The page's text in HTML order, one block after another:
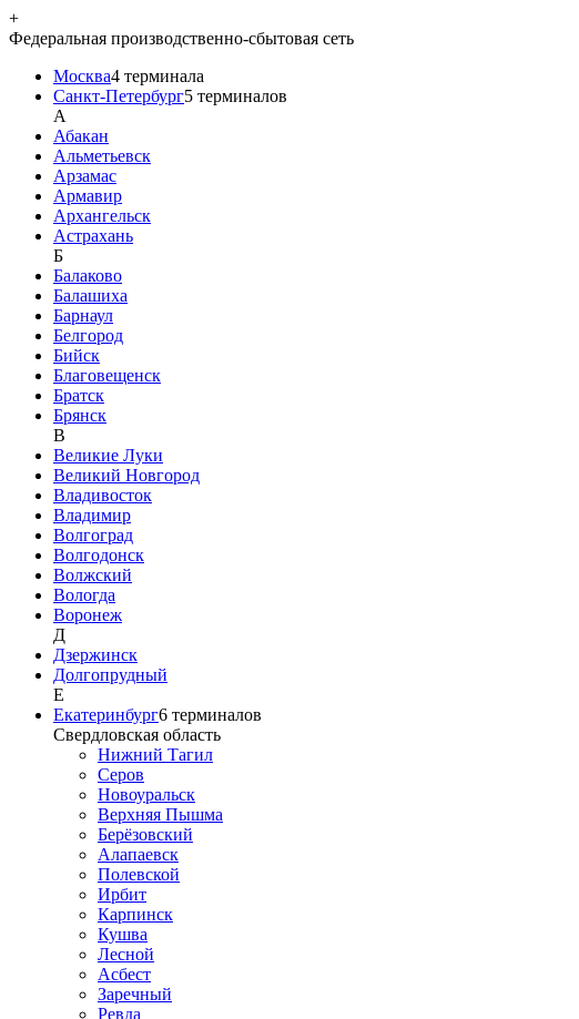
+
Федеральная производственно-сбытовая сеть
Москва4 терминала
Санкт-Петербург5 терминалов
A
Абакан
Альметьевск
Арзамас
Армавир
Архангельск
Астрахань
Б
Балаково
Балашиха
Барнаул
Белгород
Бийск
Благовещенск
Братск
Брянск
В
Великие Луки
Великий Новгород
Владивосток
Владимир
Волгоград
Волгодонск
Волжский
Вологда
Воронеж
Д
Дзержинск
Долгопрудный
Е
Екатеринбург6 терминалов
Свердловская область
Нижний Тагил
Серов
Новоуральск
Верхняя Пышма
Берёзовский
Алапаевск
Полевской
Ирбит
Карпинск
Кушва
Лесной
Асбест
Заречный
Ревда